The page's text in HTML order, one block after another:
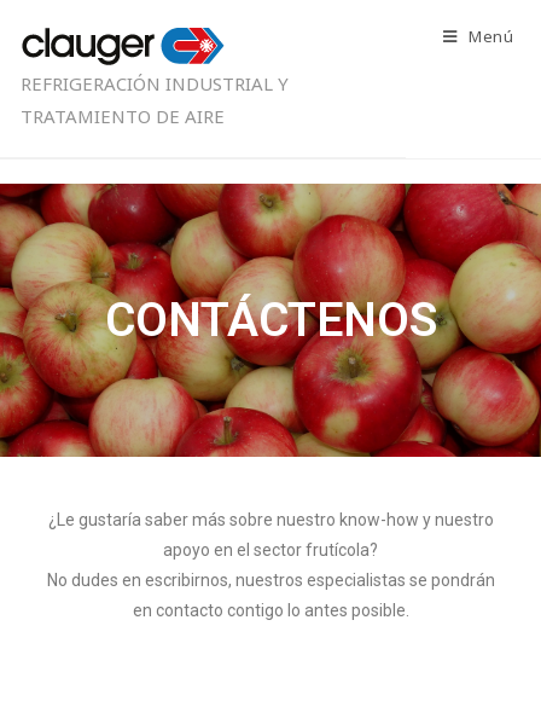
REFRIGERACIÓN INDUSTRIAL Y
TRATAMIENTO DE AIRE
Menú
CONTÁCTENOS
¿Le gustaría saber más sobre nuestro know-how y nuestro
apoyo en el sector frutícola?
No dudes en escribirnos, nuestros especialistas se pondrán
en contacto contigo lo antes posible.